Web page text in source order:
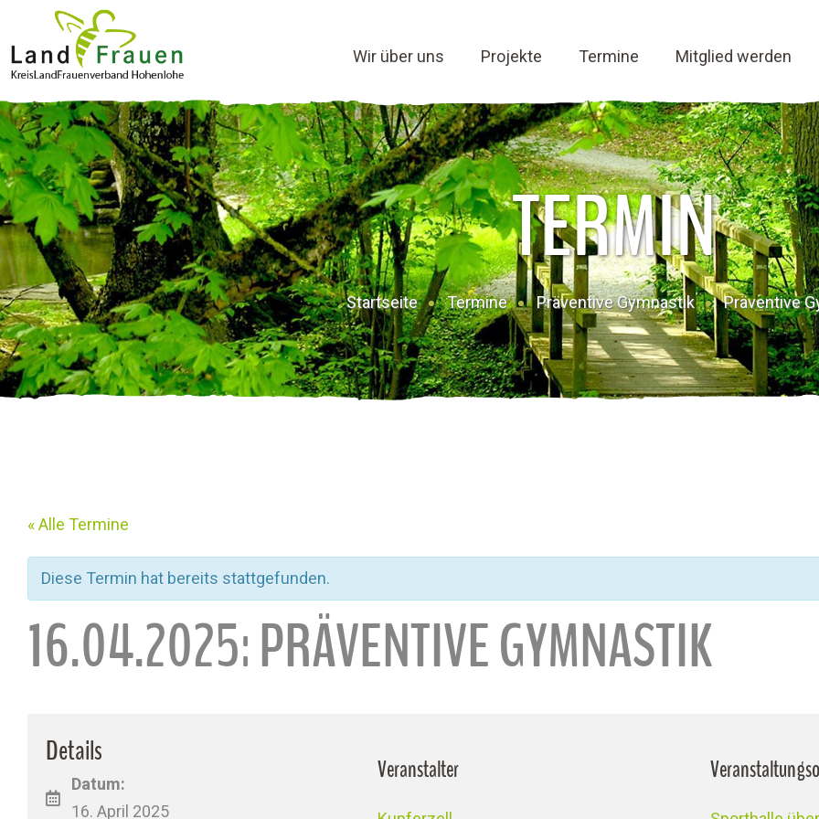
Wir über uns Projekte Termine Mitglied werden
TERMIN
Startseite Termine Präventive Gymnastik Präventive
« Alle Termine
Diese Termin hat bereits stattgefunden.
16.04.2025: PRÄVENTIVE GYMNASTIK
Details
Datum:
16. April 2025
Veranstalter